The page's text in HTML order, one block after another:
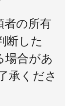
の所有
断した
場合があ
承くださ